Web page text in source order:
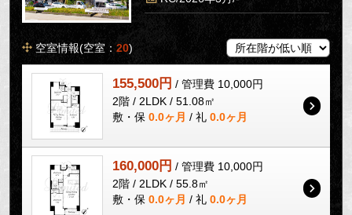
空室情報(空室：20)
155,500円 / 管理費 10,000円
2階 / 2LDK / 51.08㎡
敷・保 0.0ヶ月 / 礼 0.0ヶ月
160,000円 / 管理費 10,000円
2階 / 2LDK / 55.8㎡
敷・保 0.0ヶ月 / 礼 0.0ヶ月